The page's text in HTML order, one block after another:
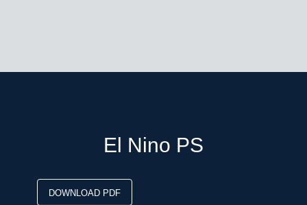
El Nino PS
DOWNLOAD PDF